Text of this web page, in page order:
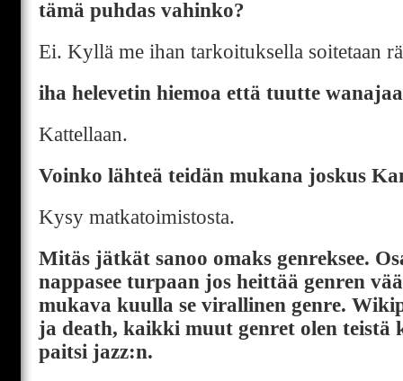
tämä puhdas vahinko?
Ei. Kyllä me ihan tarkoituksella soitetaan
iha helevetin hiemoa että tuutte
Kattellaan.
Voinko lähteä teidän mukana joskus
Kysy matkatoimistosta.
Mitäs jätkät sanoo omaks genreksee.
nappasee turpaan jos heittää genren
mukava kuulla se virallinen genre.
ja death, kaikki muut genret olen
paitsi jazz:n.